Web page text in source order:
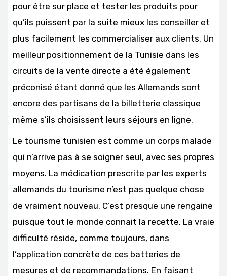
pour être sur place et tester les produits pour
qu’ils puissent par la suite mieux les conseiller et
plus facilement les commercialiser aux clients. Un
meilleur positionnement de la Tunisie dans les
circuits de la vente directe a été également
préconisé étant donné que les Allemands sont
encore des partisans de la billetterie classique
même s’ils choisissent leurs séjours en ligne.
Le tourisme tunisien est comme un corps malade
qui n’arrive pas à se soigner seul, avec ses propres
moyens. La médication prescrite par les experts
allemands du tourisme n’est pas quelque chose
de vraiment nouveau. C’est presque une rengaine
puisque tout le monde connait la recette. La vraie
difficulté réside, comme toujours, dans
l’application concrète de ces batteries de
mesures et de recommandations. En faisant